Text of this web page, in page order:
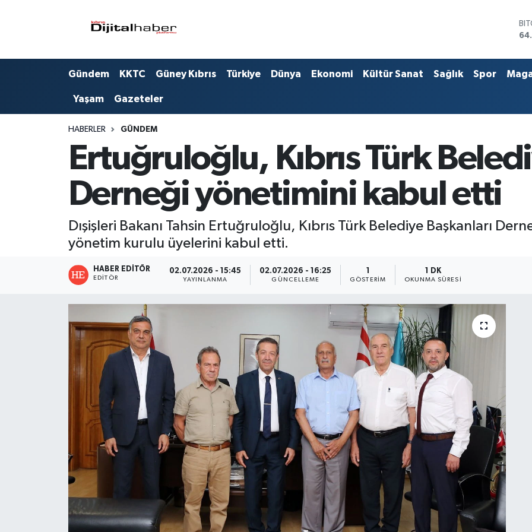
Gündem KKTC Güney Kıbrıs Türkiye Dünya Ekonomi Kültür Sanat Sağlık Spor
Yaşam Gazeteler
HABERLER GÜNDEM
Ertuğruloğlu, Kıbrıs Türk
Derneği yönetimini kabul etti
Dışişleri Bakanı Tahsin Ertuğruloğlu, Kıbrıs Türk Belediye Başkanları
yönetim kurulu üyelerini kabul etti.
HABER EDITÖR
EDITÖR
02.07.2026 - 15:45
YAYINLANMA
02.07.2026 - 16:25
GÜNCELLEME
1
GÖSTERIM
1 DK
OKUNMA SÜRESI
Trafik Durumu
Süper Lig Puan Durumu ve Fikstür
Son Dakika Haberleri
Haber Arşivi